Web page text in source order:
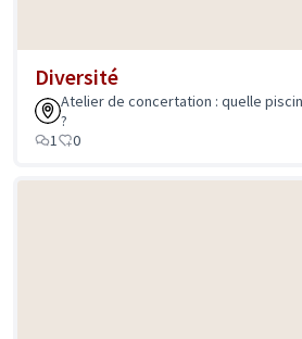
Diversité
Atelier de concertation : quelle
?
1
0